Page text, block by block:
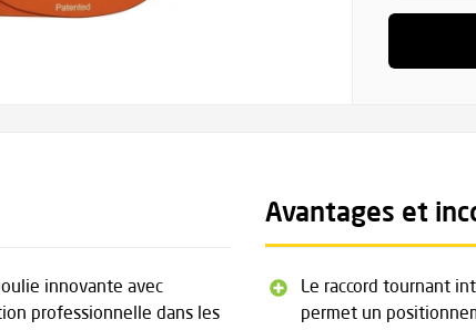
innovante avec
professionnelle dans les
Avantages et
Le raccord tournant
permet un